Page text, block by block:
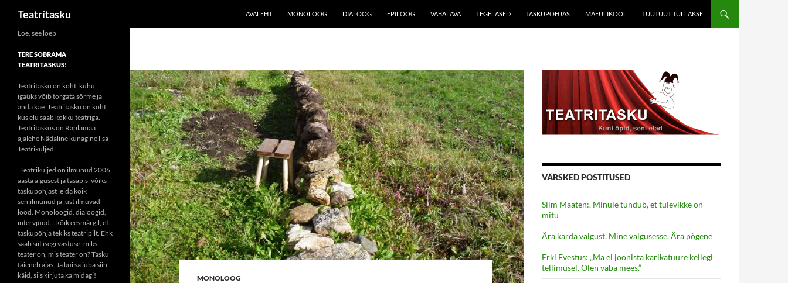
Liigu
juurde
Teatritasku AVALEHT MONOLOOG DIALOOG EPILOOG VABALAVA TEGELASED TASKUPÕHJAS MÄEÜLIKOOL TUUTUUT TULLAKSE
MONOLOOG
VÄRSKED POSTITUSED
Siim Maaten:. Minule tundub, et tulevikke on
mitu
Ära karda valgust. Mine valgusesse. Ära põgene
Erki Evestus: „Ma ei joonista karikatuure kellegi
tellimusel. Olen vaba mees.”
Loe, see loeb
TERE SOBRAMA
TEATRITASKUS!
Teatritasku on koht, kuhu
igaüks võib torgata sõrme ja
anda käe. Teatritasku on koht,
kus elu saab kokku teatriga.
Teatritaskus on Raplamaa
ajalehe Nädaline kunagine lisa
Teatriküljed.
Teatriküljed on ilmunud 2006.
aasta algusest ja tasapisi võiks
taskupõhjast leida kõik
seniilmunud ja just ilmuvad
lood. Monoloogid, dialoogid,
intervjuud... kõik eesmärgil, et
taskupõhja tekiks teatripilt. Ehk
saab siit isegi vastuse, miks
teater on, mis teater on? Tasku
täieneb ajas. Ja kui sa juba siin
käid, siis kirjuta ka midagi!